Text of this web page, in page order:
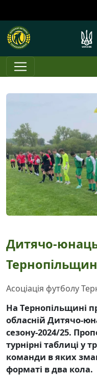
Дитячо-
Асоціація футболу
На Тернопільщині
обласній Дитячо-
сезону-2024/25.
турнірні таблиці у
команди в яких
форматі в два кола.